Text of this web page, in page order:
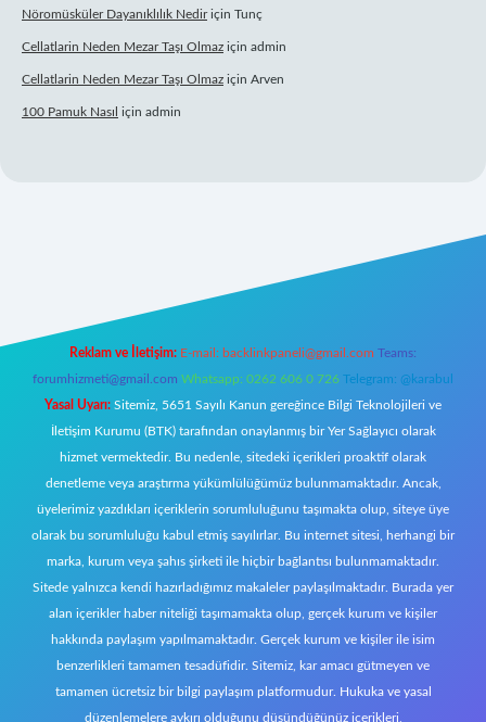
Nöromüsküler Dayanıklılık Nediriçin Tunç
Cellatlarin Neden Mezar Taşı Olmaz için admin
Cellatlarin Neden Mezar Taşı Olmaz için Arven
100 Pamuk Nasıl için admin
Reklam ve İletişim: E-mail: backlinkpaneli@gmail.com Teams:
forumhizmeti@gmail.com Whatsapp: 0262 606 0 726 Telegram: @karabul
Yasal Uyarı: Sitemiz, 5651 Sayılı Kanun gereğince Bilgi Teknolojileri ve
İletişim Kurumu (BTK) tarafından onaylanmış bir Yer Sağlayıcı olarak
hizmet vermektedir. Bu nedenle, sitedeki içerikleri proaktif olarak
denetleme veya araştırma yükümlülüğümüz bulunmamaktadır. Ancak,
üyelerimiz yazdıkları içeriklerin sorumluluğunu taşımakta olup, siteye üye
olarak bu sorumluluğu kabul etmiş sayılırlar. Bu internet sitesi, herhangi bir
marka, kurum veya şahıs şirketi ile hiçbir bağlantısı bulunmamaktadır.
Sitede yalnızca kendi hazırladığımız makaleler paylaşılmaktadır. Burada yer
alan içerikler haber niteliği taşımamakta olup, gerçek kurum ve kişiler
hakkında paylaşım yapılmamaktadır. Gerçek kurum ve kişiler ile isim
benzerlikleri tamamen tesadüfidir. Sitemiz, kar amacı gütmeyen ve
tamamen ücretsiz bir bilgi paylaşım platformudur. Hukuka ve yasal
düzenlemelere aykırı olduğunu düşündüğünüz içerikleri,